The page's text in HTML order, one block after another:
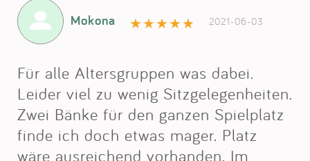
Mokona 2021-06-03
Für alle Altersgruppen was dabei.
Leider viel zu wenig Sitzgelegenheiten.
Zwei Bänke für den ganzen Spielplatz
finde ich doch etwas mager. Platz
wäre ausreichend vorhanden. Im